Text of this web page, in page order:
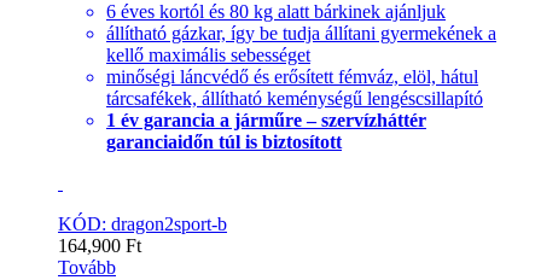
6 éves kortól és 80 kg alatt bárkinek ajánljuk
állítható gázkar, így be tudja állítani gyermekének a
kellő maximális sebességet
minőségi láncvédő és erősített fémváz, elöl, hátul
tárcsafékek, állítható keménységű lengéscsillapító
1 év garancia a járműre – szervízháttér
garanciaidőn túl is biztosított
KÓD: dragon2sport-b
164,900 Ft
Tovább